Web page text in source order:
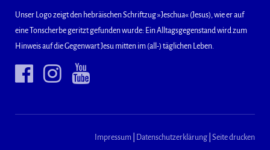
Unser Logo zeigt den hebräischen Schriftzug »Jeschua« (Jesus), wie er auf
eine Tonscherbe geritzt gefunden wurde: Ein Alltagsgegenstand wird zum
Hinweis auf die Gegenwart Jesu mitten im (all-) täglichen Leben.
Impressum Datenschutzerklärung Seite drucken